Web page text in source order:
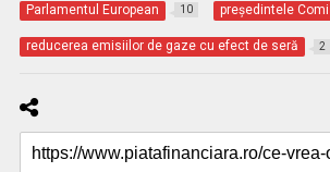
Parlamentul European 10 preşedintele
reducerea emisiilor de gaze cu efect de seră 2